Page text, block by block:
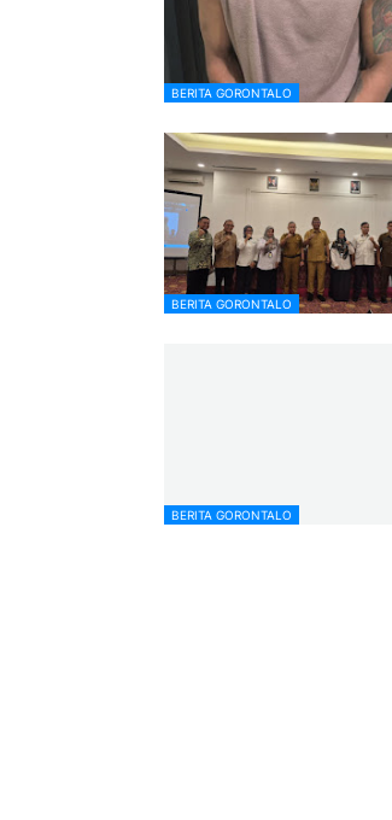
BERITA GORONTALO
BERITA GORONTALO
BERITA GORONTALO